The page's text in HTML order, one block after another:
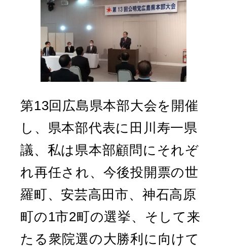
第13回広島県本部大会を開催
し、県本部代表に田川寿一県
議、私は県本部顧問にそれぞ
れ再任され、今後投開票の世
羅町、安芸高田市、神石高原
町の1市2町の選挙、そして来
たる衆院選の大勝利に向けて